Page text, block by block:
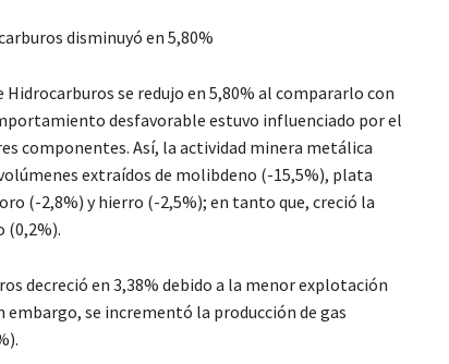
disminuyó en 5,80%
se redujo en 5,80% al compararlo con
desfavorable estuvo influenciado por el
componentes. Así, la actividad minera metálica
extraídos de molibdeno (-15,5%), plata
(-2,8%) y hierro (-2,5%); en tanto que, creció la
(0,2%).
decreció en 3,38% debido a la menor explotación
embargo, se incrementó la producción de gas